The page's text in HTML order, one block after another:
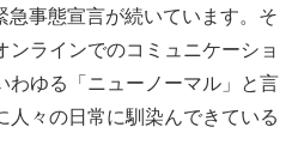
事態宣言が続いています。そ
ンラインでのコミュニケーショ
わゆる「ニューノーマル」と言
人々の日常に馴染んできている